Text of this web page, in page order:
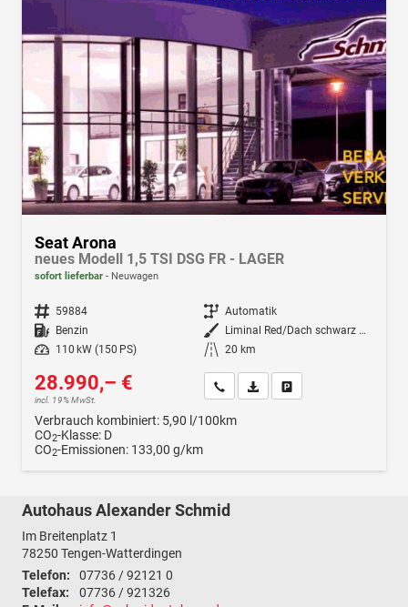
Seat Arona
neues Modell 1,5 TSI DSG FR - LAGER
sofort lieferbar Neuwagen
Fahrzeugnr. 59884 Getriebe Automatik
Kraftstoff Benzin Außenfarbe
Liminal Red/Dach schwarz Metallic (S60E)
Leistung
110 kW (150 PS) Kilometerstand 20 km
28.990,– €
incl. 19% MwSt.
Wir rufen Sie anFahrzeugexposé (PDF)
Verbrauch kombiniert: 5,90 l/100km
CO2-Klasse: D
CO2-Emissionen: 133,00 g/km
Autohaus Alexander Schmid
Im Breitenplatz 1
78250 Tengen-Watterdingen
Telefon:
07736 / 92121 0
Telefax:
07736 / 921326